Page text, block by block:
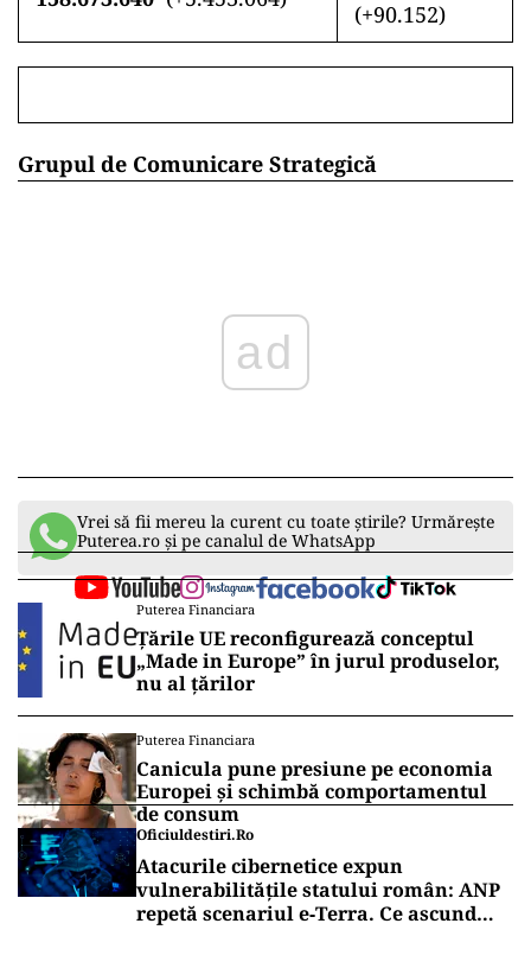
(+90.152)
Grupul de Comunicare Strategică
ad
Vrei să fii mereu la curent cu toate știrile? Urmărește
Puterea.ro și pe canalul de WhatsApp
Puterea Financiara
Țările UE reconfigurează conceptul
„Made in Europe” în jurul produselor,
nu al țărilor
Puterea Financiara
Canicula pune presiune pe economia
Europei și schimbă comportamentul
de consum
Oficiuldestiri.ro
Atacurile cibernetice expun
vulnerabilitățile statului român: ANP
repetă scenariul e‑Terra. Ce ascund